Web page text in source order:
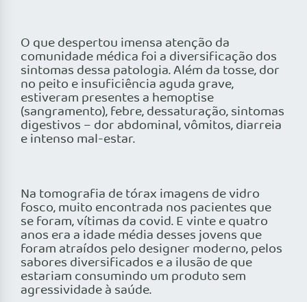
O que despertou imensa atenção da
comunidade médica foi a diversificação dos
sintomas dessa patologia. Além da tosse, dor
no peito e insuficiência aguda grave,
estiveram presentes a hemoptise
(sangramento), febre, dessaturação, sintomas
digestivos – dor abdominal, vômitos, diarreia
e intenso mal-estar.
Na tomografia de tórax imagens de vidro
fosco, muito encontrada nos pacientes que
se foram, vítimas da covid. E vinte e quatro
anos era a idade média desses jovens que
foram atraídos pelo designer moderno, pelos
sabores diversificados e a ilusão de que
estariam consumindo um produto sem
agressividade à saúde.